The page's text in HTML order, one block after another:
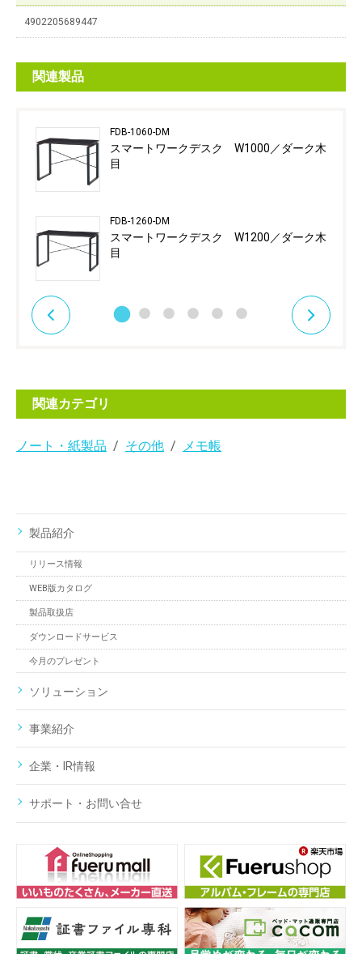
4902205689447
関連製品
FDB-1060-DM
スマートワークデスク W1000／ダーク木
目
FDB-1260-DM
スマートワークデスク W1200／ダーク木
目
関連カテゴリ
ノート・紙製品 その他 メモ帳
製品紹介
リリース情報
WEB版カタログ
製品取扱店
ダウンロードサービス
今月のプレゼント
ソリューション
事業紹介
企業・IR情報
サポート・お問い合せ